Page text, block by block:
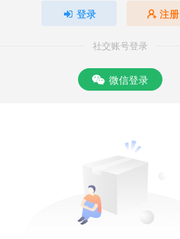
登录 注册
社交账号登录
微信登录